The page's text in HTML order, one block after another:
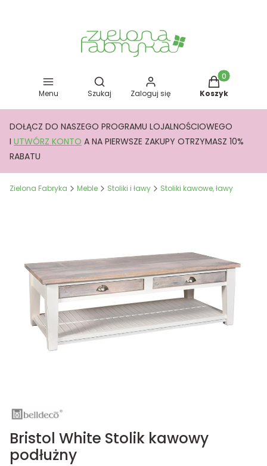
Menu
Otwórz wyszukiwarkę
Szukaj Zaloguj się
Produkty w
Koszyk
DOŁĄCZ DO NASZEGO PROGRAMU LOJALNOŚCIOWEGO
I UTWÓRZ KONTO A NA PIERWSZE ZAKUPY OTRZYMASZ 10%
RABATU
Zielona Fabryka Meble Stoliki i ławy Stoliki kawowe, ławy
Bristol White Stolik kawowy
podłużny